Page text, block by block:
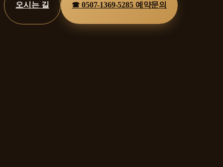
오시는 길 ☎0507-1369-5285 예약문의